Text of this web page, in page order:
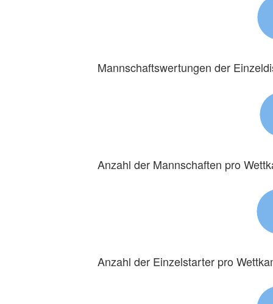
Mannschaftswertungen der
Anzahl der Mannschaften pro
Anzahl der Einzelstarter pro